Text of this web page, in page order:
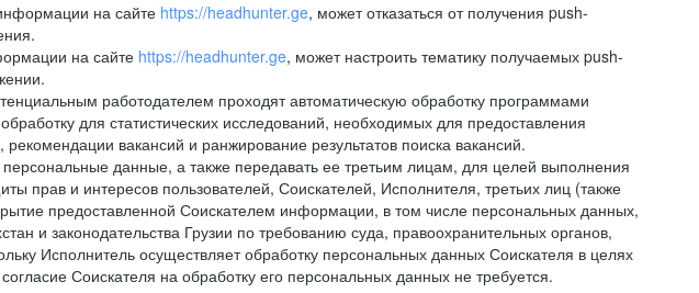
на сайте https://headhunter.ge, может отказаться от получения push-
на сайте https://headhunter.ge, может настроить тематику получаемых push-
работодателем проходят автоматическую обработку программами
для статистических исследований, необходимых для предоставления
вакансий и ранжирование результатов поиска вакансий.
данные, а также передавать ее третьим лицам, для целей выполнения
прав и интересов пользователей, Соискателей, Исполнителя, третьих лиц (также
предоставленной Соискателем информации, в том числе персональных данных,
и законодательства Грузии по требованию суда, правоохранительных органов,
Исполнитель осуществляет обработку персональных данных Соискателя в целях
Соискателя на обработку его персональных данных не требуется.